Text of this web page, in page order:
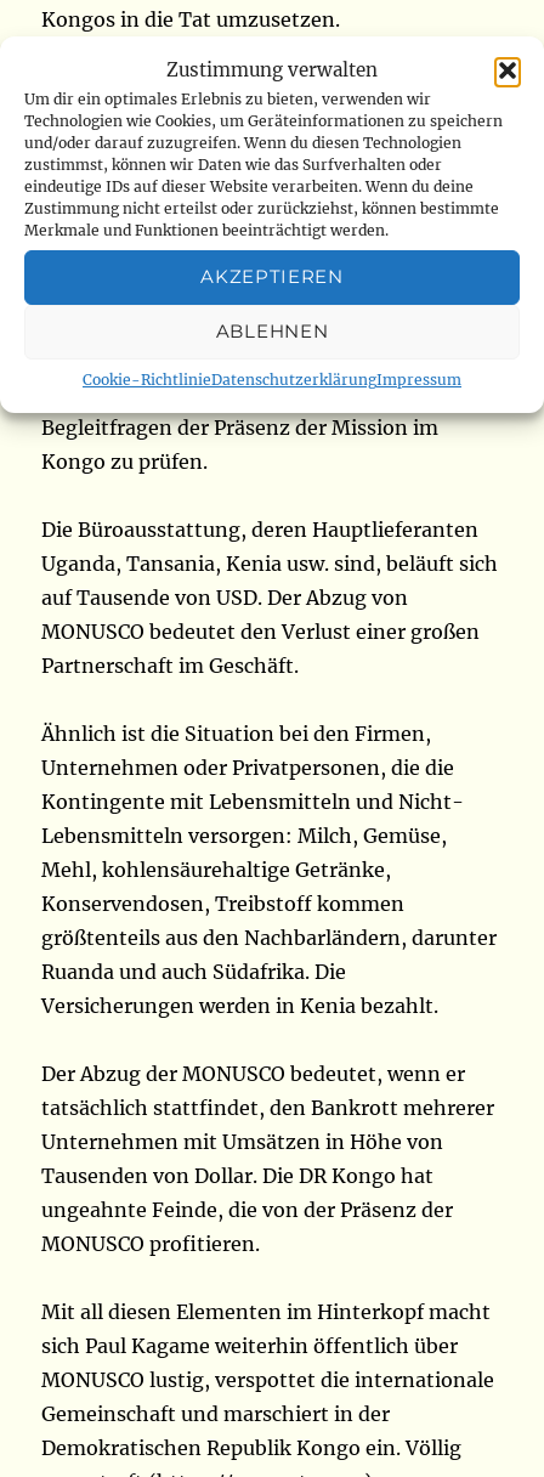
Zustimmung verwalten
Um dir ein optimales Erlebnis zu bieten, verwenden wir
Technologien wie Cookies, um Geräteinformationen zu speichern
und/oder darauf zuzugreifen. Wenn du diesen Technologien
zustimmst, können wir Daten wie das Surfverhalten oder
eindeutige IDs auf dieser Website verarbeiten. Wenn du deine
Zustimmung nicht erteilst oder zurückziehst, können bestimmte
Merkmale und Funktionen beeinträchtigt werden.
AKZEPTIEREN
ABLEHNEN
Cookie-RichtlinieDatenschutzerklärungImpressum
Kongos in die Tat umzusetzen.
Ein profitables Geschäft im Namen des
Friedens
Der von Präsident Félix Tshisekedi
beschlossene und vom Sicherheitsrat
genehmigte Abzug der MONUSCO wird
in der Region und sogar darüber hinaus haben.
Versorgungsabteilung wenden, um die
Begleitfragen der Präsenz der Mission im
Kongo zu prüfen.
Die Büroausstattung, deren Hauptlieferanten
Uganda, Tansania, Kenia usw. sind, beläuft sich
auf Tausende von USD. Der Abzug von
MONUSCO bedeutet den Verlust einer großen
Partnerschaft im Geschäft.
Ähnlich ist die Situation bei den Firmen,
Unternehmen oder Privatpersonen, die die
Kontingente mit Lebensmitteln und Nicht-
Lebensmitteln versorgen: Milch, Gemüse,
Mehl, kohlensäurehaltige Getränke,
Konservendosen, Treibstoff kommen
größtenteils aus den Nachbarländern, darunter
Ruanda und auch Südafrika. Die
Versicherungen werden in Kenia bezahlt.
Der Abzug der MONUSCO bedeutet, wenn er
tatsächlich stattfindet, den Bankrott mehrerer
Unternehmen mit Umsätzen in Höhe von
Tausenden von Dollar. Die DR Kongo hat
ungeahnte Feinde, die von der Präsenz der
MONUSCO profitieren.
Mit all diesen Elementen im Hinterkopf macht
sich Paul Kagame weiterhin öffentlich über
MONUSCO lustig, verspottet die internationale
Gemeinschaft und marschiert in der
Demokratischen Republik Kongo ein. Völlig